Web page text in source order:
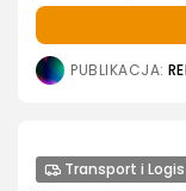
PUBLIKACJA:
Transport i